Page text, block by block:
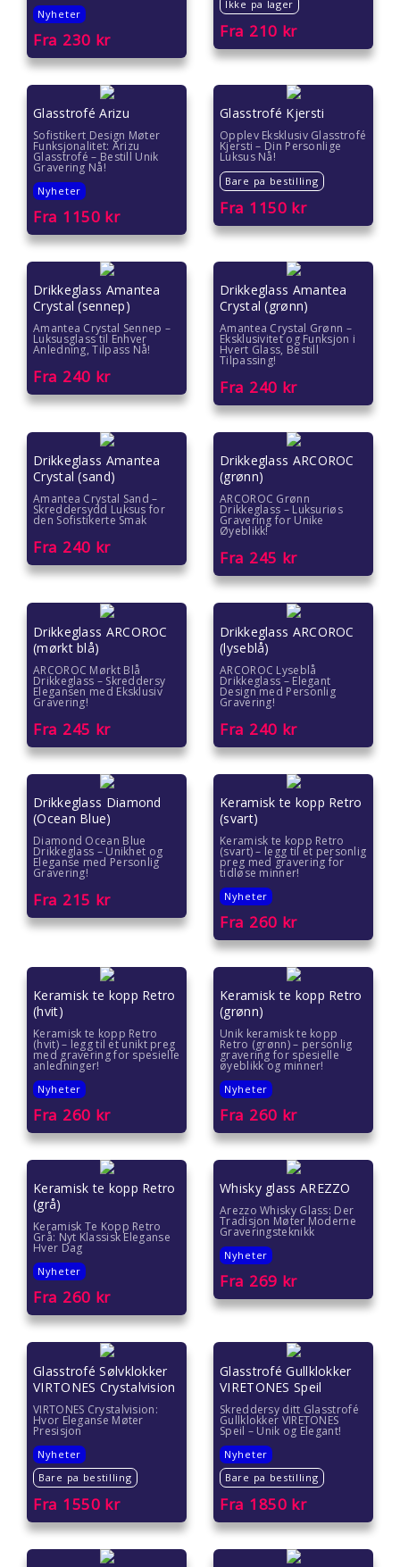
Nyheter
Fra 230 kr
Ikke pa lager
Fra 210 kr
Glasstrofé Arizu
Sofistikert Design Møter
Funksjonalitet: Arizu
Glasstrofé – Bestill Unik
Gravering Nå!
Nyheter
Fra 1150 kr
Glasstrofé Kjersti
Opplev Eksklusiv Glasstrofé
Kjersti – Din Personlige
Luksus Nå!
Bare pa bestilling
Fra 1150 kr
Drikkeglass Amantea
Crystal (sennep)
Amantea Crystal Sennep –
Luksusglass til Enhver
Anledning, Tilpass Nå!
Fra 240 kr
Drikkeglass Amantea
Crystal (grønn)
Amantea Crystal Grønn –
Eksklusivitet og Funksjon i
Hvert Glass, Bestill
Tilpassing!
Fra 240 kr
Drikkeglass Amantea
Crystal (sand)
Amantea Crystal Sand –
Skreddersydd Luksus for
den Sofistikerte Smak
Fra 240 kr
Drikkeglass ARCOROC
(grønn)
ARCOROC Grønn
Drikkeglass – Luksuriøs
Gravering for Unike
Øyeblikk!
Fra 245 kr
Drikkeglass ARCOROC
(mørkt blå)
ARCOROC Mørkt Blå
Drikkeglass – Skreddersy
Elegansen med Eksklusiv
Gravering!
Fra 245 kr
Drikkeglass ARCOROC
(lyseblå)
ARCOROC Lyseblå
Drikkeglass – Elegant
Design med Personlig
Gravering!
Fra 240 kr
Drikkeglass Diamond
(Ocean Blue)
Diamond Ocean Blue
Drikkeglass – Unikhet og
Eleganse med Personlig
Gravering!
Fra 215 kr
Keramisk te kopp Retro
(svart)
Keramisk te kopp Retro
(svart) – legg til et personlig
preg med gravering for
tidløse minner!
Nyheter
Fra 260 kr
Keramisk te kopp Retro
(hvit)
Keramisk te kopp Retro
(hvit) – legg til et unikt preg
med gravering for spesielle
anledninger!
Nyheter
Fra 260 kr
Keramisk te kopp Retro
(grønn)
Unik keramisk te kopp
Retro (grønn) – personlig
gravering for spesielle
øyeblikk og minner!
Nyheter
Fra 260 kr
Keramisk te kopp Retro
(grå)
Keramisk Te Kopp Retro
Grå: Nyt Klassisk Eleganse
Hver Dag
Nyheter
Fra 260 kr
Whisky glass AREZZO
Arezzo Whisky Glass: Der
Tradisjon Møter Moderne
Graveringsteknikk
Nyheter
Fra 269 kr
Glasstrofé Sølvklokker
VIRTONES Crystalvision
VIRTONES Crystalvision:
Hvor Eleganse Møter
Presisjon
Nyheter
Bare pa bestilling
Fra 1550 kr
Glasstrofé Gullklokker
VIRETONES Speil
Skreddersy ditt Glasstrofé
Gullklokker VIRETONES
Speil – Unik og Elegant!
Nyheter
Bare pa bestilling
Fra 1850 kr